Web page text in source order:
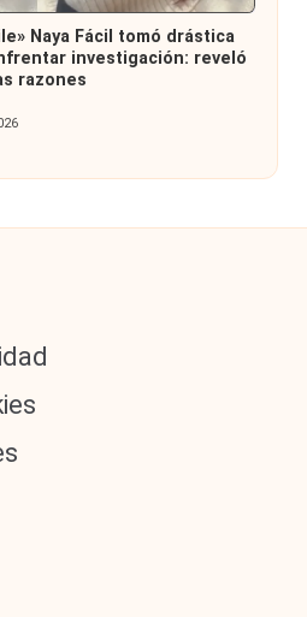
Naya Fácil tomó drástica
investigación: reveló
razones